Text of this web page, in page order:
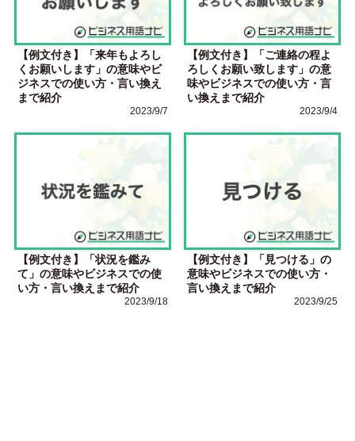
【例文付き】「来年もよろし
くお願いします」の意味やビ
ジネスでの使い方・言い換え
まで紹介
2023/9/7
【例文付き】「ご連絡の程よ
ろしくお願い致します」の意
味やビジネスでの使い方・言
い換えまで紹介
2023/9/4
【例文付き】「状況を鑑み
て」の意味やビジネスでの使
い方・言い換えまで紹介
2023/9/18
【例文付き】「見つける」の
意味やビジネスでの使い方・
言い換えまで紹介
2023/9/25